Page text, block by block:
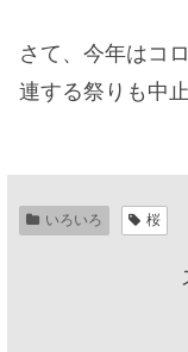
さて、今年はコ
連する祭りも中
いろいろ 桜